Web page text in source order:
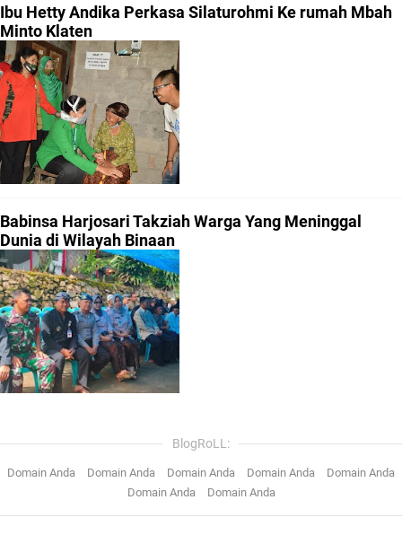
Ibu Hetty Andika Perkasa Silaturohmi Ke rumah Mbah
Minto Klaten
Babinsa Harjosari Takziah Warga Yang Meninggal
Dunia di Wilayah Binaan
BlogRoLL:
Domain Anda Domain Anda Domain Anda Domain Anda
Domain Anda
Domain Anda
Domain Anda